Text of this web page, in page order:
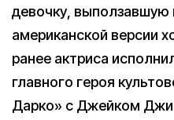
девочку, выползавшую
американской версии
ранее актриса
главного героя
Дарко» с Джейком